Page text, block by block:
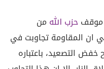
موقفحزب الله من
ان المقاومة تجاوبت في
خفض التصعيد، باعتباره